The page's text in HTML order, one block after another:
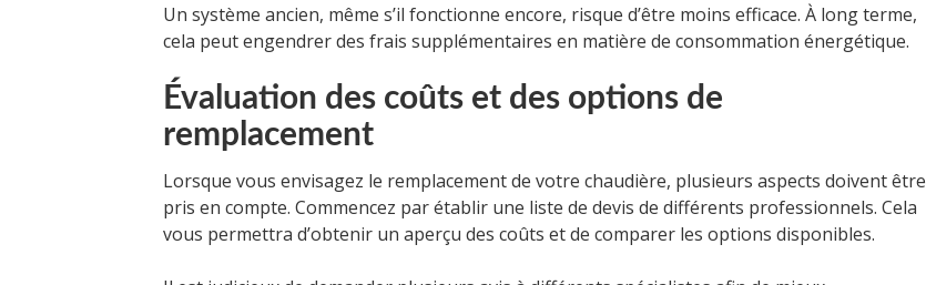
Un système ancien, même s’il fonctionne encore, risque d’être moins efficace. À long terme,
cela peut engendrer des frais supplémentaires en matière de consommation énergétique.
Évaluation des coûts et des options de
remplacement
Lorsque vous envisagez le remplacement de votre chaudière, plusieurs aspects doivent être
pris en compte. Commencez par établir une liste de devis de différents professionnels. Cela
vous permettra d’obtenir un aperçu des coûts et de comparer les options disponibles.